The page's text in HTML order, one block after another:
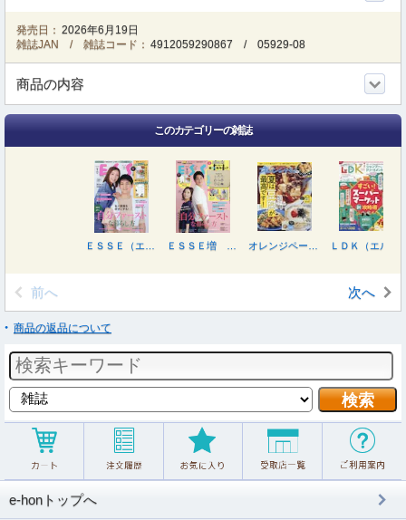
発売日： 2026年6月19日
雑誌JAN / 雑誌コード： 4912059290867 /05929-08
商品の内容
このカテゴリーの雑誌
前へ 次へ
商品の返品について
e-honトップへ